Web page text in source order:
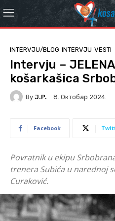
INTERVJU/BLOG INTERVJU VESTI
Intervju – JELENA
košarkašica
By J.P. 8. Октобар 2024.
Facebook
Povratnik u ekipu
trenera Subića u narednoj
Curaković.